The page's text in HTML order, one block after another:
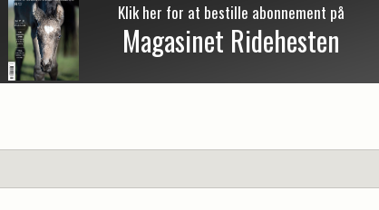
Klik her for at bestille abonnement på
Magasinet Ridehesten